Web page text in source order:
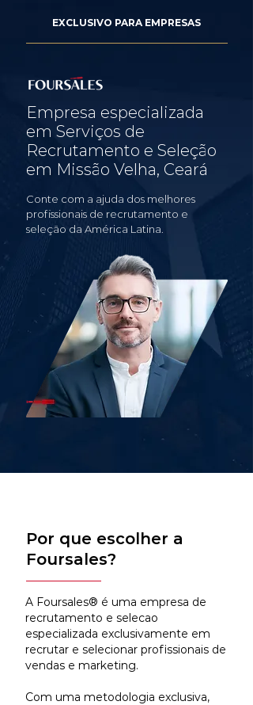
EXCLUSIVO PARA EMPRESAS
Empresa especializada
em Serviços de
Recrutamento e Seleção
em Missão Velha, Ceará
Conte com a ajuda dos melhores
profissionais de recrutamento e
seleção da América Latina.
Por que escolher a
Foursales?
A Foursales® é uma empresa de
recrutamento e selecao
especializada exclusivamente em
recrutar e selecionar profissionais de
vendas e marketing.
Com uma metodologia exclusiva,